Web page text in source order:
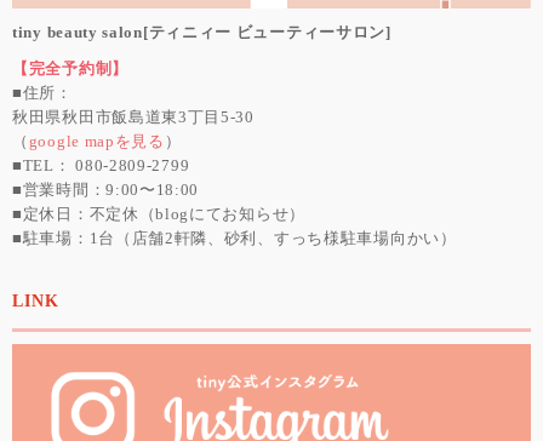
tiny beauty salon[ティニィー ビューティーサロン]
【完全予約制】
■住所：
秋田県秋田市飯島道東3丁目5-30
（ google mapを見る ）
■TEL： 080-2809-2799
■営業時間：9:00〜18:00
■定休日：不定休（blogにてお知らせ）
■駐車場：1台（店舗2軒隣、砂利、すっち様駐車場向かい）
LINK